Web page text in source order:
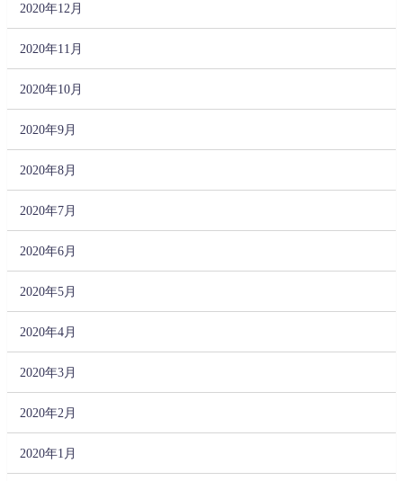
2020年12月
2020年11月
2020年10月
2020年9月
2020年8月
2020年7月
2020年6月
2020年5月
2020年4月
2020年3月
2020年2月
2020年1月